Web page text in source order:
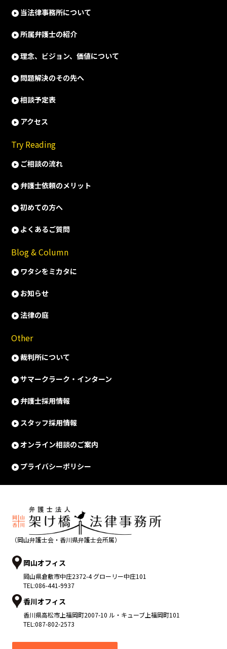
当法律事務所について
所属弁護士の紹介
理念、ビジョン、価値について
問題解決のその先へ
相談予定表
アクセス
Try Reading
ご相談の流れ
弁護士依頼のメリット
初めての方へ
よくあるご質問
Blog & Column
ワタシをミカタに
お知らせ
法律の庭
Other
裁判所について
サマークラーク・インターン
弁護士採用情報
スタッフ採用情報
オンライン相談のご案内
プライバシーポリシー
（岡山弁護士会・香川県弁護士会所属）
岡山オフィス
岡山県倉敷市中庄2372-4 グローリー中庄101
TEL:086-441-9937
香川オフィス
香川県高松市 上福岡町2007-10 ル・キューブ上福岡町101
TEL:087-802-2573